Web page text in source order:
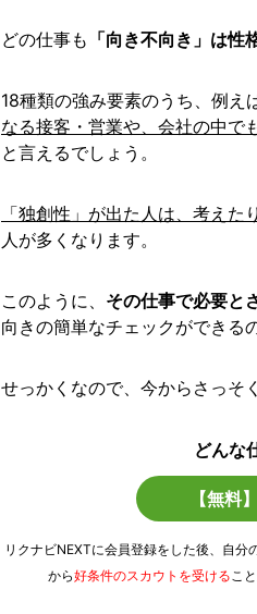
どの仕事も 「向き不向き」は
18種類の強み要素のうち、例え
なる接客・営業や、会社の中で
と言えるでしょう。
「独創性」が出た人は、考え
人が多くなります。
このように、 その仕事で必要と
向きの簡単なチェックができる
せっかくなので、今からさっそ
どんな
【無料
リクナビNEXTに会員登録をした後、自分
から好条件のスカウトを受ける こ